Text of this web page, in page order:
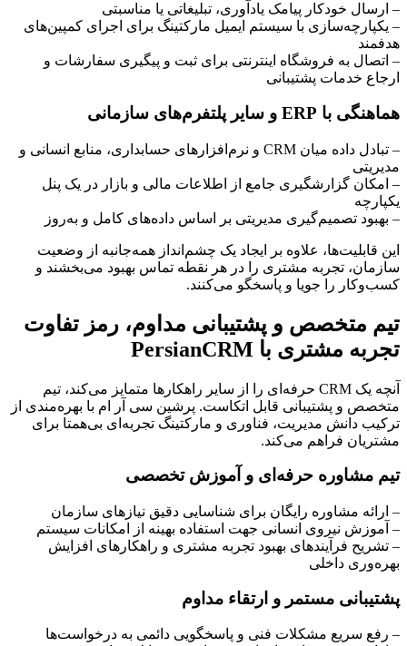
– ارسال خودکار پیامک یادآوری، تبلیغاتی یا مناسبتی
– یکپارچه‌سازی با سیستم ایمیل مارکتینگ برای اجرای کمپین‌های
هدفمند
– اتصال به فروشگاه اینترنتی برای ثبت و پیگیری سفارشات و
ارجاع خدمات پشتیبانی
هماهنگی با ERP و سایر پلتفرم‌های سازمانی
– تبادل داده میان CRM و نرم‌افزارهای حسابداری، منابع انسانی و
مدیریتی
– امکان گزارشگیری جامع از اطلاعات مالی و بازار در یک پنل
یکپارچه
– بهبود تصمیم‌گیری مدیریتی بر اساس داده‌های کامل و به‌روز
این قابلیت‌ها، علاوه بر ایجاد یک چشم‌انداز همه‌جانبه از وضعیت
سازمان، تجربه مشتری را در هر نقطه تماس بهبود می‌بخشند و
کسب‌وکار را جویا و پاسخگو می‌کنند.
تیم متخصص و پشتیبانی مداوم، رمز تفاوت
تجربه مشتری با PersianCRM
آنچه یک CRM حرفه‌ای را از سایر راهکارها متمایز می‌کند، تیم
متخصص و پشتیبانی قابل اتکاست. پرشین سی آر ام با بهره‌مندی از
ترکیب دانش مدیریت، فناوری و مارکتینگ تجربه‌ای بی‌همتا برای
مشتریان فراهم می‌کند.
تیم مشاوره حرفه‌ای و آموزش تخصصی
– ارائه مشاوره رایگان برای شناسایی دقیق نیازهای سازمان
– آموزش نیروی انسانی جهت استفاده بهینه از امکانات سیستم
– تشریح فرآیندهای بهبود تجربه مشتری و راهکارهای افزایش
بهره‌وری داخلی
پشتیبانی مستمر و ارتقاء مداوم
– رفع سریع مشکلات فنی و پاسخگویی دائمی به درخواست‌ها